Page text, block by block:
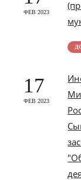
ФЕВ 2023
17
ФЕВ 2023